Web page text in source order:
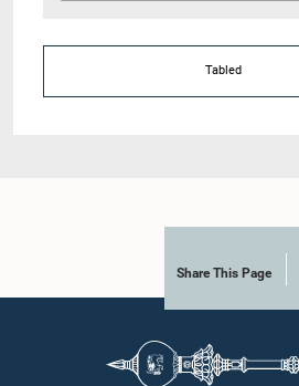
Tabled
Share This Page